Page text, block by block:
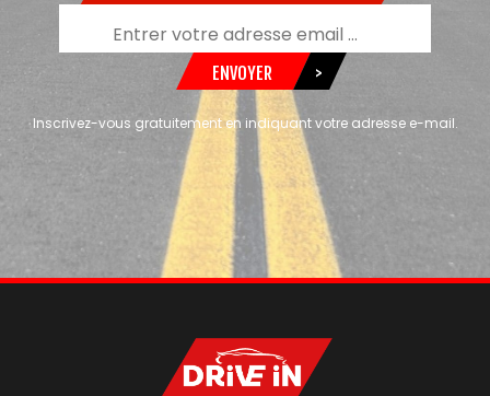
ENVOYER >
Inscrivez-vous gratuitement en indiquant votre adresse e-mail.